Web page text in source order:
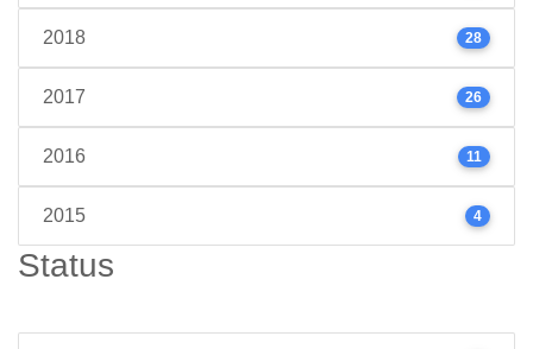
2018 28
2017 26
2016 11
2015 4
Status